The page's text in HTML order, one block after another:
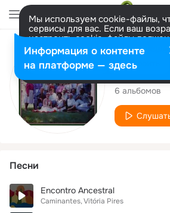
Мы используем cookie-файлы,
сервисы для вас. Если ваш
настроить cookie-файлы
представитель. Больше
Разрешить все Настроить
6 альбомов
Песни
Encontro Ancestral
Caminantes Vitória Pires
Информация о контенте
на платформе — здесь